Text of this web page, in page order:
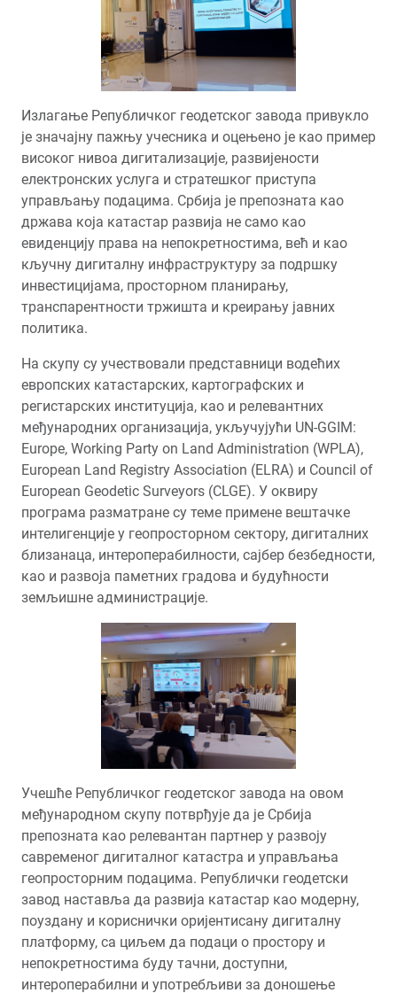
Излагање Републичког геодетског завода привукло
је значајну пажњу учесника и оцењено је као пример
високог нивоа дигитализације, развијености
електронских услуга и стратешког приступа
управљању подацима. Србија је препозната као
држава која катастар развија не само као
евиденцију права на непокретностима, већ и као
кључну дигиталну инфраструктуру за подршку
инвестицијама, просторном планирању,
транспарентности тржишта и креирању јавних
политика.
На скупу су учествовали представници водећих
европских катастарских, картографских и
регистарских институција, као и релевантних
међународних организација, укључујући UN-GGIM:
Europe, Working Party on Land Administration (WPLA),
European Land Registry Association (ELRA) и Council of
European Geodetic Surveyors (CLGE). У оквиру
програма разматране су теме примене вештачке
интелигенције у геопросторном сектору, дигиталних
близанаца, интероперабилности, сајбер безбедности,
као и развоја паметних градова и будућности
земљишне администрације.
Учешће Републичког геодетског завода на овом
међународном скупу потврђује да је Србија
препозната као релевантан партнер у развоју
савременог дигиталног катастра и управљања
геопросторним подацима. Републички геодетски
завод наставља да развија катастар као модерну,
поуздану и кориснички оријентисану дигиталну
платформу, са циљем да подаци о простору и
непокретностима буду тачни, доступни,
интероперабилни и употребљиви за доношење